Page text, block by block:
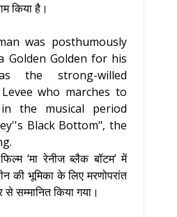
किया है।
was posthumously
Golden Golden for his
the strong-willed
who marches to
the musical period
Black Bottom", the
‘मा रेनीज ब्लैक बॉटम’ में
की भूमिका के लिए मरणोपरांत
से सम्मानित किया गया।